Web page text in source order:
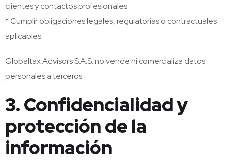
clientes y contactos profesionales.
* Cumplir obligaciones legales, regulatorias o contractuales
aplicables.
Globaltax Advisors S.A.S. no vende ni comercializa datos
personales a terceros.
3. Confidencialidad y
protección de la
información